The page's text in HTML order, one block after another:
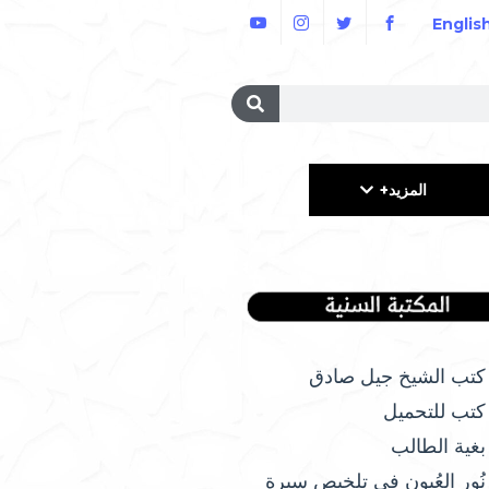
المزيد+
كتب الشيخ جيل صادق
كتب للتحميل
بغية الطالب
نُور العُيون في تلخيص سيرة